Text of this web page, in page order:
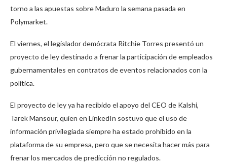
torno a las apuestas sobre Maduro la semana pasada en
Polymarket.
El viernes, el legislador demócrata Ritchie Torres presentó un
proyecto de ley destinado a frenar la participación de empleados
gubernamentales en contratos de eventos relacionados con la
política.
El proyecto de ley ya ha recibido el apoyo del CEO de Kalshi,
Tarek Mansour, quien en LinkedIn sostuvo que el uso de
información privilegiada siempre ha estado prohibido en la
plataforma de su empresa, pero que se necesita hacer más para
frenar los mercados de predicción no regulados.